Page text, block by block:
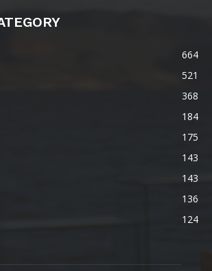
664
521
368
184
175
143
143
136
124